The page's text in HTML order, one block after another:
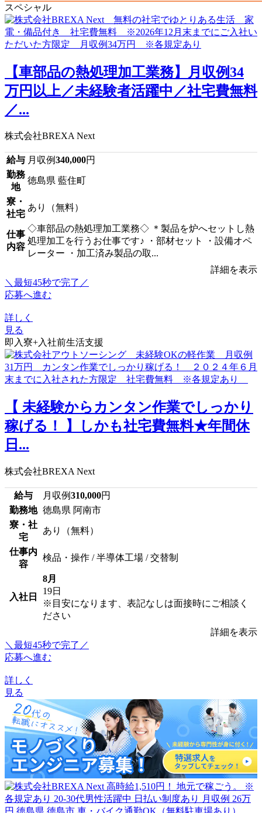
スペシャル
【車部品の熱処理加工業務】月収例34
万円以上／未経験者活躍中／社宅費無料
／...
株式会社BREXA Next
給与 月収例340,000円
勤務
地
徳島県 藍住町
寮・
社宅
あり（無料）
仕事
内容
◇車部品の熱処理加工業務◇ ＊製品を炉へセットし熱
処理加工を行うお仕事です♪ ・部材セット ・設備オペ
レーター ・加工済み製品の取...
詳細を表示
＼最短45秒で完了／
応募へ進む
詳しく
見る
即入寮+入社前生活支援
【 未経験からカンタン作業でしっかり
稼げる！ 】しかも社宅費無料★年間休
日...
株式会社BREXA Next
給与 月収例310,000円
勤務地 徳島県 阿南市
寮・社
宅
あり（無料）
仕事内
容
検品・操作 / 半導体工場 / 交替制
入社日
8月
19日
※目安になります、表記なしは面接時にご相談く
ださい
詳細を表示
＼最短45秒で完了／
応募へ進む
詳しく
見る